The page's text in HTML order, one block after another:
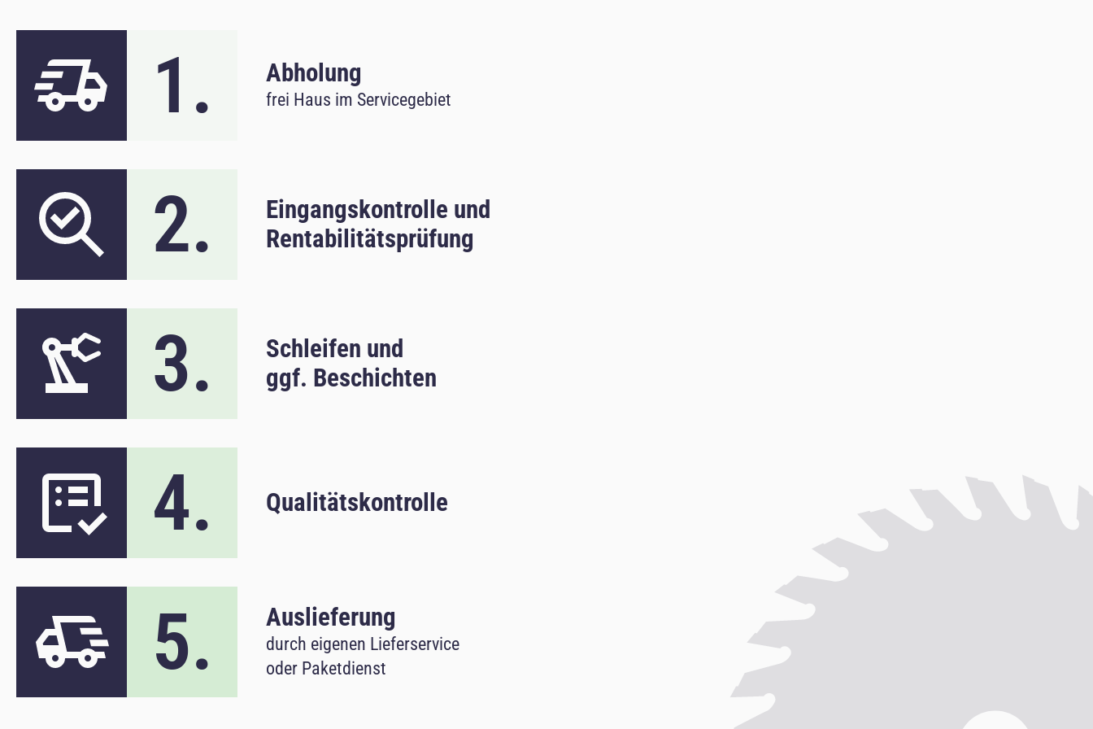
1. Abholung
frei Haus im Servicegebiet
2.
Eingangskontrolle und
Rentabilitätsprüfung
3.
Schleifen und
ggf. Beschichten
4. Qualitätskontrolle
5. Auslieferung
durch eigenen Lieferservice
oder Paketdienst